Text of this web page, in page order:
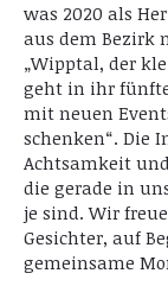
was 2020 als
aus dem Bezirk
„Wipptal, der
geht in ihr
mit neuen
schenken“. Die
Achtsamkeit
die gerade in
je sind. Wir
Gesichter, auf
gemeinsame